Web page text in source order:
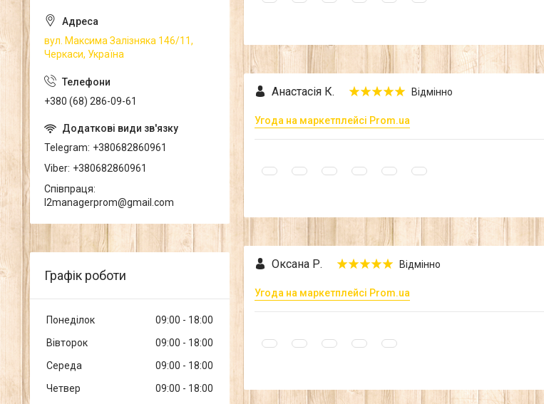
Анастасія К. Відмінно
Угода на маркетплейсі Prom.ua
Оксана Р. Відмінно
Угода на маркетплейсі Prom.ua
вул. Максима Залізняка 146/11,
Черкаси, Україна
+380 (68) 286-09-61
Telegram +380682860961
Viber +380682860961
Співпраця
l2managerprom@gmail.com
Графік роботи
Понеділок 09:00
18:00
Вівторок
09:00
18:00
Середа
09:00
18:00
Четвер
09:00
18:00